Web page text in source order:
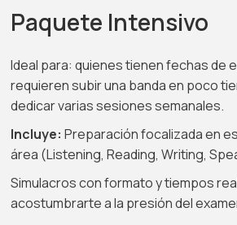
Paquete Intensivo
Ideal para: quienes tienen fechas de
requieren subir una banda en poco
dedicar varias sesiones semanales.
Incluye: Preparación focalizada en
área (Listening, Reading, Writing,
Simulacros con formato y tiempos
acostumbrarte a la presión del